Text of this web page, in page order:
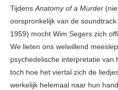
Tijdens Anatomy of a Murder
oorspronkelijk van de
1959) mocht Wim Segers zich
We lieten ons welwillend
psychedelische interpretatie van
toch hoe het viertal zich de
werkelijk helemaal naar hun